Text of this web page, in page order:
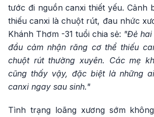
tước đi nguồn canxi thiết yếu. Cảnh
thiếu canxi là chuột rút, đau nhức
Khánh Thơm -31 tuổi chia sẻ: "Đẻ
đầu cảm nhận răng cơ thể thiếu
chuột rút thường xuyên. Các mẹ
cũng thấy vậy, đặc biệt là những
canxi ngay sau sinh."
Tình trạng loãng xương sớm